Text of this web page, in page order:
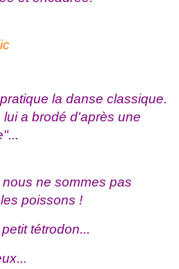
la danse classique.
a brodé d'après une
ne sommes pas
poissons !
tétrodon...